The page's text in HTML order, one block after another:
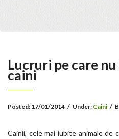
Lucruri pe care
caini
Posted: 17/01/2014 / Under: Caini /
Cainii, cele mai iubite animale de